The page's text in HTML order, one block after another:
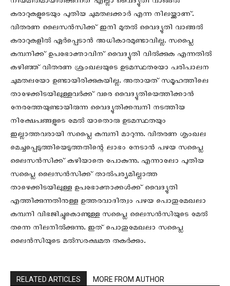
നിയമിതമായിരിക്കുന്നത് എല്ലാ വൈദ്യുതി വാങ്ങല്‍
കരാറുകളുടെയും പുതിയ ചുമതലക്കാര്‍ എന്ന നിലയ്ക്കാണ്.
വിതരണ ലൈസന്‍സിക്ക് ഇനി മുതല്‍ വൈദ്യുതി വാങ്ങല്‍
കരാറുകളില്‍ ഏര്‍പ്പെടാന്‍ അധികാരമുണ്ടാവില്ല. സപ്ലൈ
കമ്പനിക്ക് ഉപഭോക്താവിന് വൈദ്യുതി വില്‍ക്കുക എന്നതില്‍
കഴിഞ്ഞ് വിതരണ ശ്രംഖലയുടെ ഉടമസ്ഥതയോ പരിപാലന
ചുമതലയോ ഉണ്ടായിരിക്കുകയില്ല. അതായത് സമൂഹത്തിലെ
താഴേക്കിടയിലുള്ളവര്‍ക്ക് വരെ വൈദ്യുതിയെത്തിക്കാന്‍
നേരത്തേയുണ്ടായിരുന്ന വൈദ്യുതിക്കമ്പനി നടത്തിയ
നിക്ഷേപങ്ങളുടെ മേല്‍ യാതൊരു ഉടമസ്ഥതയും
ഇല്ലാത്തവരായി സപ്ലൈ കമ്പനി മാറുന്നു. വിതരണ ശൃംഖല
മെച്ചപ്പെടുത്തിയെടുത്തതിന്റെ ലാഭം നേടാന്‍ പഴയ സപ്ലൈ
ലൈസന്‍സിക്ക് കഴിയാതെ പോകുന്നു. എന്നാലോ പുതിയ
സപ്ലൈ ലൈസന്‍സിക്ക് താല്‍പര്യമില്ലാത്ത
താഴെക്കിടയിലുള്ള ഉപഭോക്താക്കള്‍ക്ക് വൈദ്യുതി
എത്തിക്കുന്നതിനുള്ള ഉത്തരവാദിത്വം പഴയ പൊതുമേഖലാ
കമ്പനി വിഭജിച്ചുകൊണ്ടുള്ള സപ്ലൈ ലൈസന്‍സിയുടെ മേല്‍
തന്നെ നിലനില്‍ക്കുന്നു. ഇത് പൊതുമേഖലാ സപ്ലൈ
ലൈന്‍സിയുടെ മല്‍സരക്ഷമത തകര്‍ക്കും.
RELATED ARTICLES MORE FROM AUTHOR